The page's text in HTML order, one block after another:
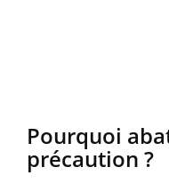
Pourquoi
précaution ?